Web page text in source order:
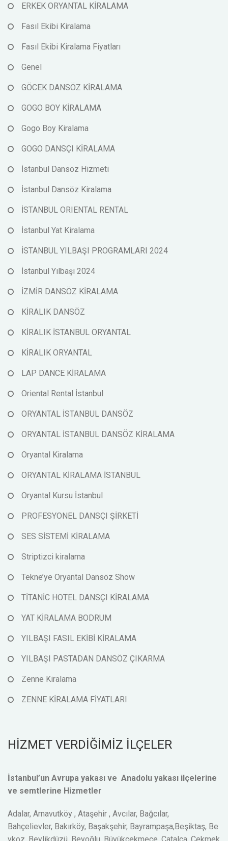
ERKEK ORYANTAL KİRALAMA
Fasıl Ekibi Kiralama
Fasıl Ekibi Kiralama Fiyatları
Genel
GÖCEK DANSÖZ KİRALAMA
GOGO BOY KİRALAMA
Gogo Boy Kiralama
GOGO DANSÇI KİRALAMA
İstanbul Dansöz Hizmeti
İstanbul Dansöz Kiralama
İSTANBUL ORIENTAL RENTAL
İstanbul Yat Kiralama
İSTANBUL YILBAŞI PROGRAMLARI 2024
İstanbul Yılbaşı 2024
İZMİR DANSÖZ KİRALAMA
KİRALIK DANSÖZ
KİRALIK İSTANBUL ORYANTAL
KİRALIK ORYANTAL
LAP DANCE KİRALAMA
Oriental Rental İstanbul
ORYANTAL İSTANBUL DANSÖZ
ORYANTAL İSTANBUL DANSÖZ KİRALAMA
Oryantal Kiralama
ORYANTAL KİRALAMA İSTANBUL
Oryantal Kursu İstanbul
PROFESYONEL DANSÇI ŞİRKETİ
SES SİSTEMİ KİRALAMA
Striptizci kiralama
Tekne’ye Oryantal Dansöz Show
TİTANİC HOTEL DANSÇI KİRALAMA
YAT KİRALAMA BODRUM
YILBAŞI FASIL EKİBİ KİRALAMA
YILBAŞI PASTADAN DANSÖZ ÇIKARMA
Zenne Kiralama
ZENNE KİRALAMA FİYATLARI
HİZMET VERDİĞİMİZ İLÇELER
İstanbul’un Avrupa yakası ve Anadolu yakası ilçelerine
ve semtlerine Hizmetler
Adalar, Arnavutköy , Ataşehir , Avcılar, Bağcılar,
Bahçelievler, Bakırköy, Başakşehir, Bayrampaşa,Beşiktaş, Be
ykoz, Beylikdüzü, Beyoğlu, Büyükçekmece, Çatalca, Çekmek